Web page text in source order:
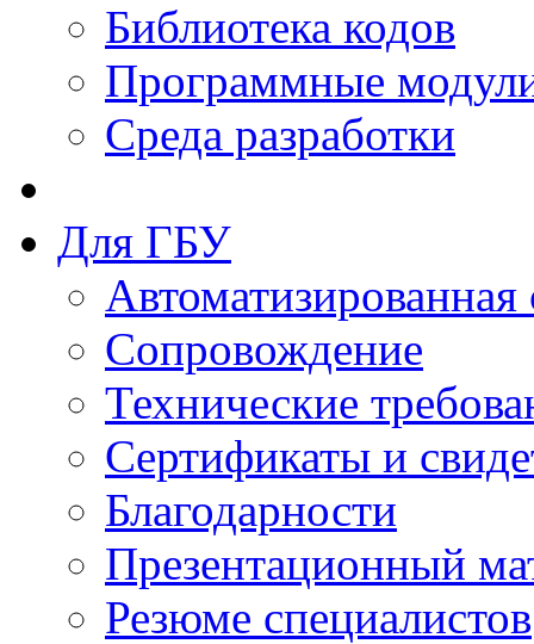
Библиотека кодов
Программные
Среда разработки
Для ГБУ
Сопровождение
Технические
Сертификаты и
Благодарности
Презентационный
Резюме специалистов